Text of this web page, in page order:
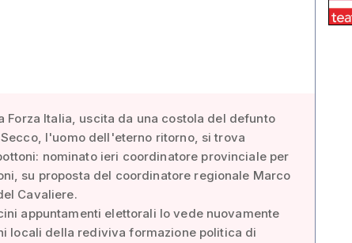
Forza Italia, uscita da una costola del defunto
l'uomo dell'eterno ritorno, si trova
nominato ieri coordinatore provinciale per
su proposta del coordinatore regionale Marco
Cavaliere.
appuntamenti elettorali lo vede nuovamente
locali della rediviva formazione politica di